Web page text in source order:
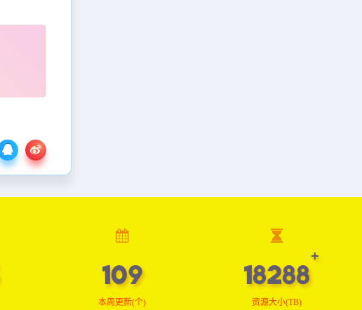
109
本周更新(个)
18393
资源大小(TB)